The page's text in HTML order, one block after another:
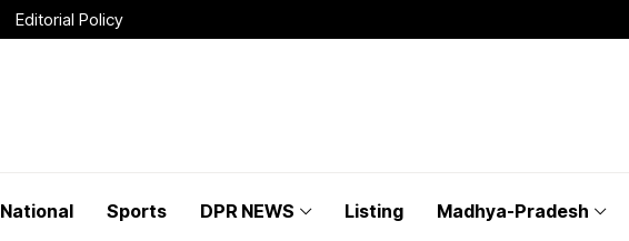
Editorial Policy
National Sports DPR NEWS Listing Madhya-Pradesh